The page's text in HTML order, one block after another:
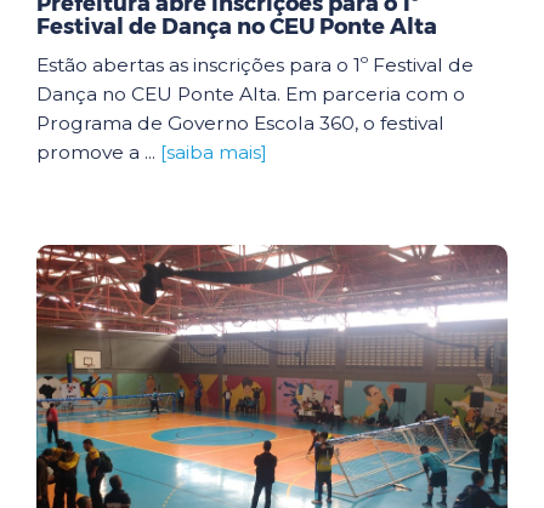
Festival de Dança no CEU Ponte Alta
Estão abertas as inscrições para o 1º Festival de
Dança no CEU Ponte Alta. Em parceria com o
Programa de Governo Escola 360, o festival
promove a ... [saiba mais]